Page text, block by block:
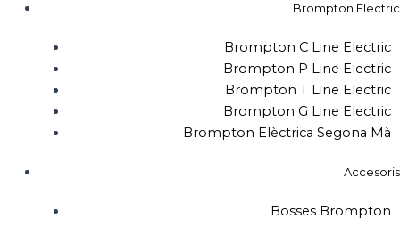
Brompton Electric
Brompton C Line Electric
Brompton P Line Electric
Brompton T Line Electric
Brompton G Line Electric
Brompton Elèctrica Segona Mà
Accesoris
Bosses Brompton